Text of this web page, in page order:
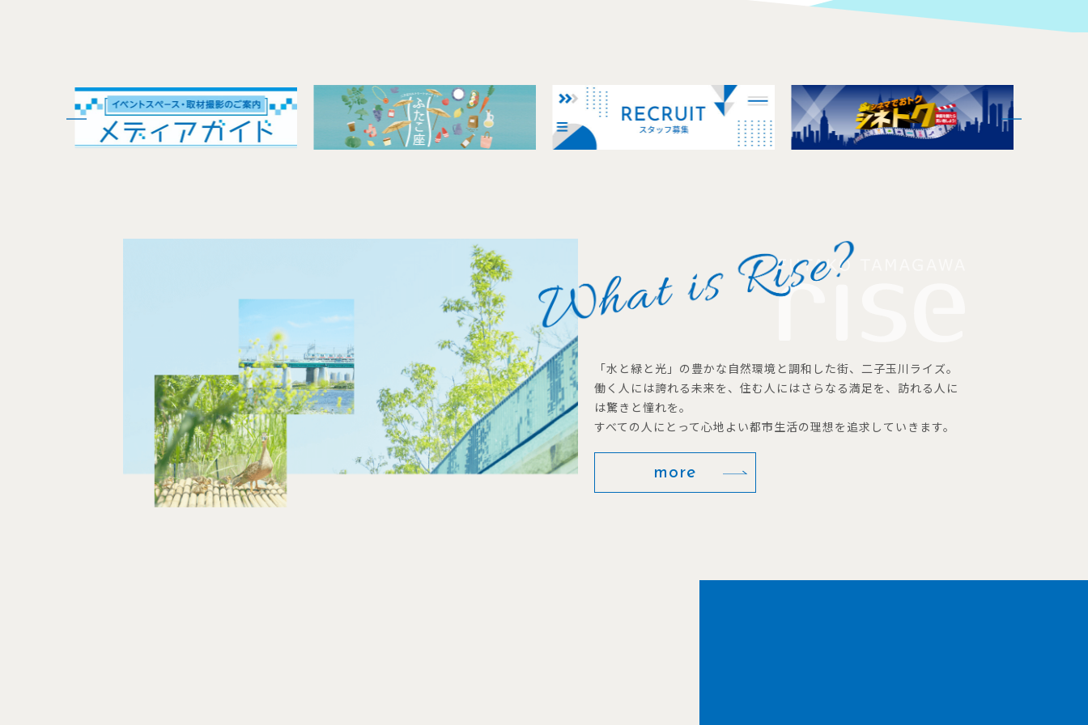
「水と緑と光」の豊かな自然環境と調和した街、二子玉川ライズ。
働く人には誇れる未来を、住む人にはさらなる満足を、訪れる人に
は驚きと憧れを。
すべての人にとって心地よい都市生活の理想を追求していきます。
more